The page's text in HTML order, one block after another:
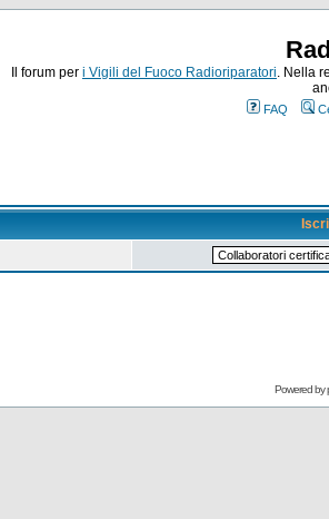
Il forum per i Vigili del Fuoco Radioriparatori. Nella
FAQ
Powered by